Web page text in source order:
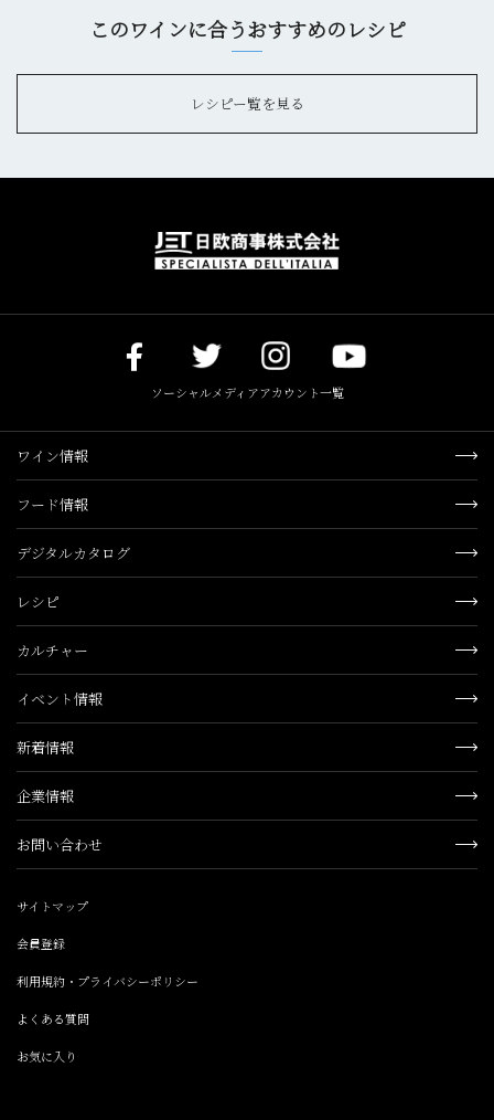
このワインに合うおすすめのレシピ
レシピー覧を見る
ソーシャルメディアアカウント一覧
ワイン情報
フード情報
デジタルカタログ
レシピ
カルチャー
イベント情報
新着情報
企業情報
お問い合わせ
サイトマップ
会員登録
利用規約・プライバシーポリシー
よくある質問
お気に入り